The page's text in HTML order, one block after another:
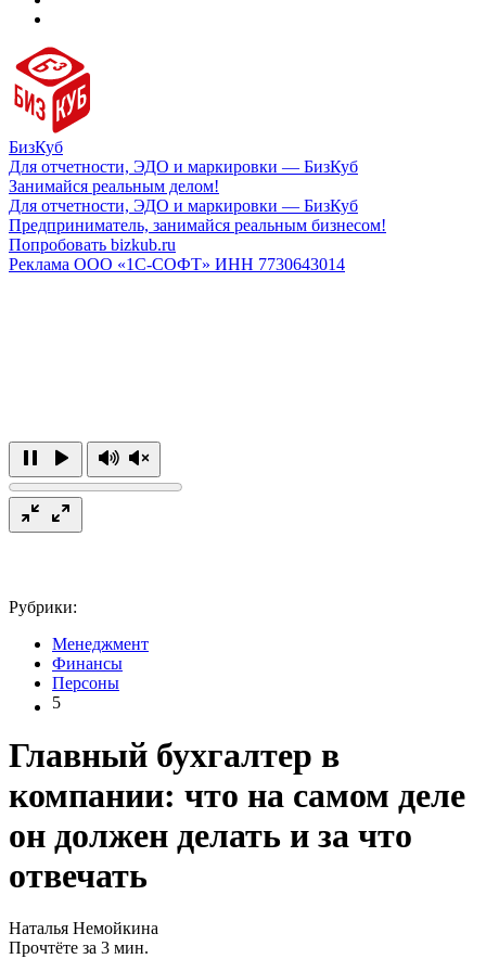
БизКуб
Для отчетности, ЭДО и маркировки — БизКуб
Занимайся реальным делом!
Для отчетности, ЭДО и маркировки — БизКуб
Предприниматель, занимайся реальным бизнесом!
Попробовать bizkub.ru
Реклама ООО «1С-СОФТ» ИНН 7730643014
Рубрики:
Менеджмент
Финансы
Персоны
5
Главный бухгалтер в
компании: что на самом деле
он должен делать и за что
отвечать
Наталья Немойкина
Прочтёте за 3 мин.